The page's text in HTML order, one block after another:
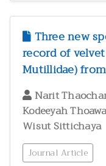
Three new
record of
Mutillidae)
Narit
Kodeeyah
Wisut Sittichaya
Journal Article